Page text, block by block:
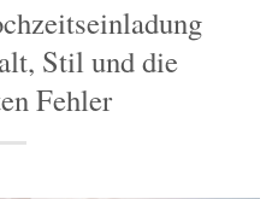
Stil und die
Fehler